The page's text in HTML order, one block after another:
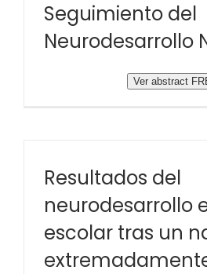
Seguimiento del
Neurodesarrollo
Ver abstract
Resultados del
neurodesarrollo
escolar tras un